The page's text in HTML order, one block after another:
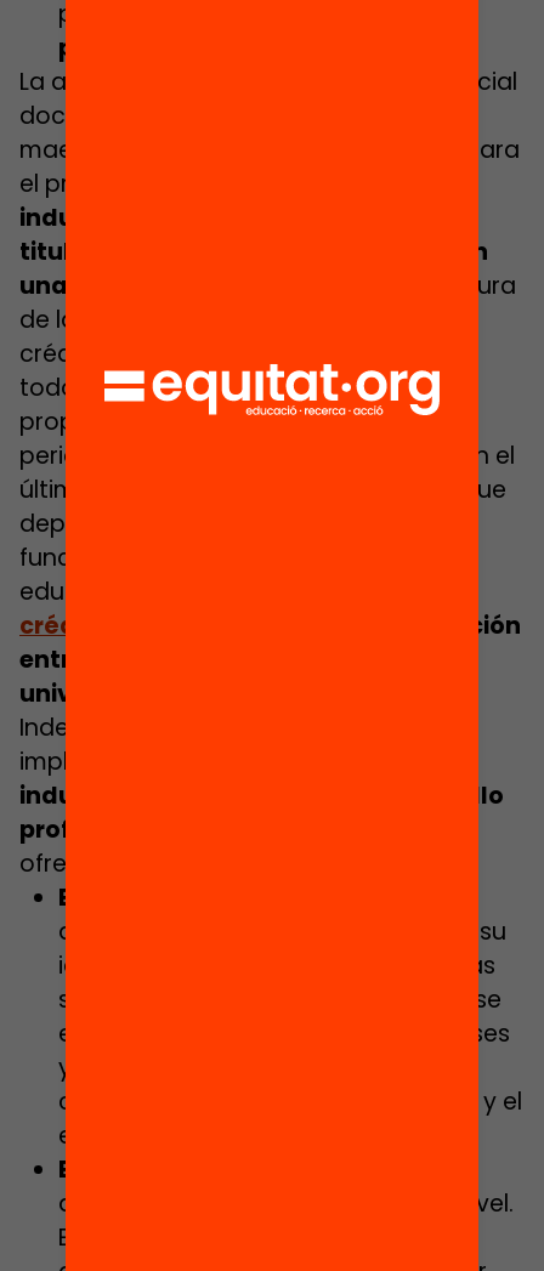
programa en sí
prolongación de la formación
La actual regulación de la formación inicial
docente ―nivel de grado para los
maestros y máster de corta duración para
el profesorado― sitúa
inducción con posterioridad a la
titulación de grado o de máster, y con
una duración de un curso
. Si la estructura
de la formación inicial fuera de 180
créditos de grado y 120 de máster para
todos los docentes, tal como hemos
propuesto en distintas ocasiones, el
periodo de inducción podría consistir en el
último año de máster, con un acceso que
dependería del número de plazas en
función de las necesidades del sistema
educativo y
créditos
, y desarrollado en colaboración
entre la Administración y las
universidades
Independientemente del momento de
implementación,
inducción debe enriquecer el desarrollo
profesional del futuro docente
ofreciendo apoyo a 3 dimensiones:
En la dimensión personal
apoyar al novel para que desarrolle su
identidad como docente y supere las
situaciones de dificultad en las que se
encuentra inmerso los primeros meses
y años, en los que disminuye la
confianza e incrementa la ansiedad y el
estrés.
En la dimensión profesional
desarrollar las competencias del novel.
Este apoyo debe focalizarse en el